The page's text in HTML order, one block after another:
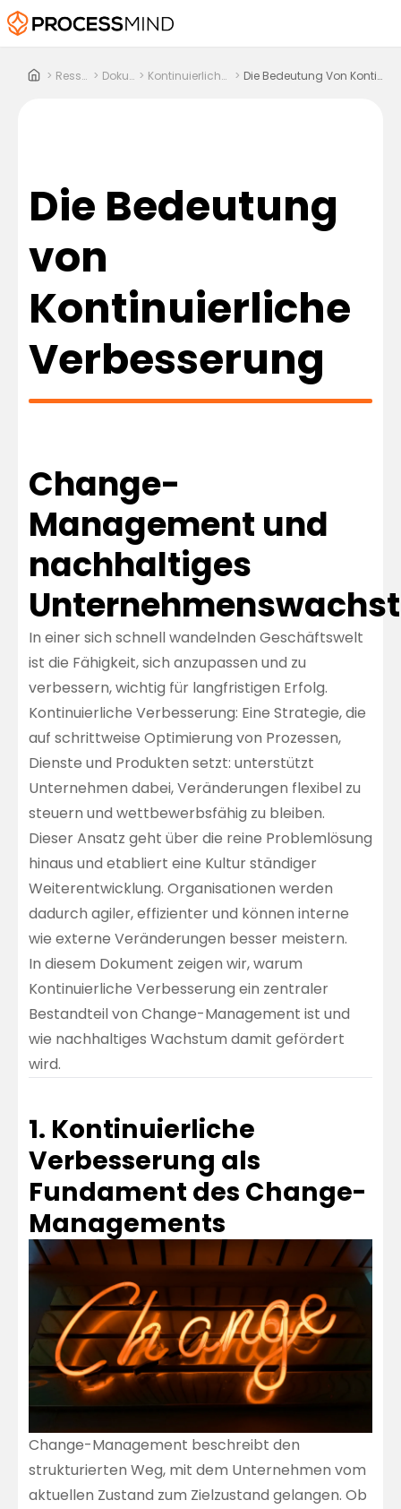
> Ressourcen > Dokumente > Kontinuierliche Verbesserung > Die Bedeutung Von Kontinuierliche Verbesserung
Die Bedeutung
von
Kontinuierliche
Verbesserung
Change-
Management und
nachhaltiges
In einer sich schnell wandelnden Geschäftswelt
ist die Fähigkeit, sich anzupassen und zu
verbessern, wichtig für langfristigen Erfolg.
Kontinuierliche Verbesserung: Eine Strategie, die
auf schrittweise Optimierung von Prozessen,
Dienste und Produkten setzt: unterstützt
Unternehmen dabei, Veränderungen flexibel zu
steuern und wettbewerbsfähig zu bleiben.
Dieser Ansatz geht über die reine Problemlösung
hinaus und etabliert eine Kultur ständiger
Weiterentwicklung. Organisationen werden
dadurch agiler, effizienter und können interne
wie externe Veränderungen besser meistern.
In diesem Dokument zeigen wir, warum
Kontinuierliche Verbesserung ein zentraler
Bestandteil von Change-Management ist und
wie nachhaltiges Wachstum damit gefördert
wird.
1. Kontinuierliche
Verbesserung als
Fundament des Change-
Managements
Change-Management beschreibt den
strukturierten Weg, mit dem Unternehmen vom
aktuellen Zustand zum Zielzustand gelangen. Ob